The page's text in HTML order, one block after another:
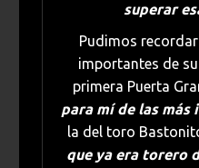
superar
Pudimos
importantes de
primera Puerta
para mí de las
la del toro
que ya era torero